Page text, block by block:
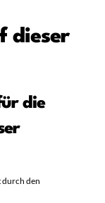
dieser
die
durch den